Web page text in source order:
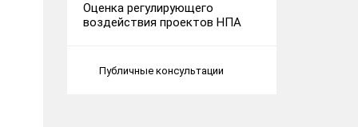
Оценка регулирующего
воздействия проектов НПА
Публичные консультации